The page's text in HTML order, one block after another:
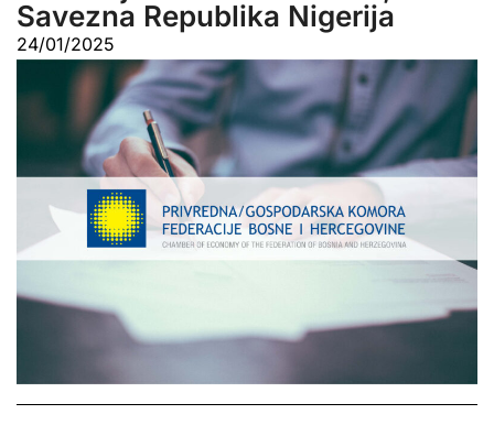
Savezna Republika Nigerija
24/01/2025